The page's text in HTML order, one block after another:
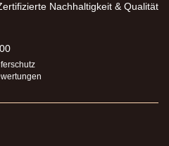
Nachhaltigkeit & Qualität